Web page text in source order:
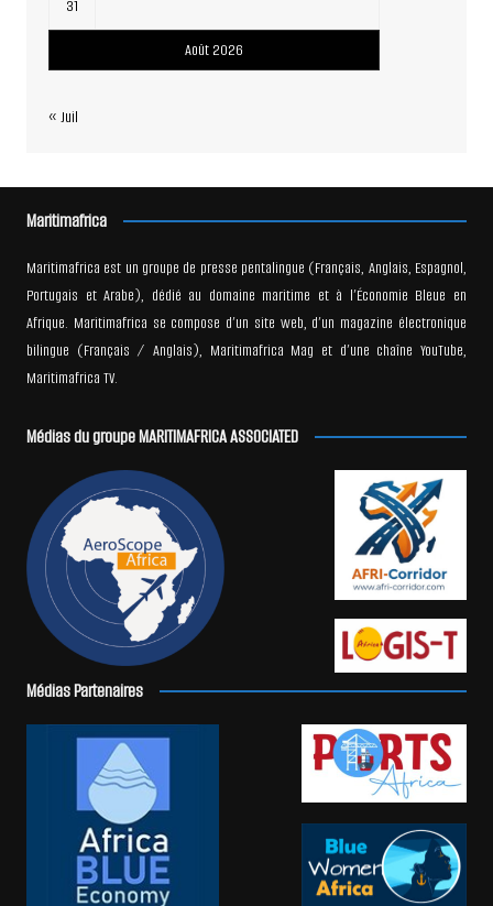
Août 2026
31
« Juil
Maritimafrica
Maritimafrica est un groupe de presse pentalingue (Français, Anglais, Espagnol,
Portugais et Arabe), dédié au domaine maritime et à l’Économie Bleue en
Afrique. Maritimafrica se compose d’un site web, d’un magazine électronique
bilingue (Français / Anglais), Maritimafrica Mag et d’une chaîne YouTube,
Maritimafrica TV.
Médias du groupe MARITIMAFRICA ASSOCIATED
Médias Partenaires